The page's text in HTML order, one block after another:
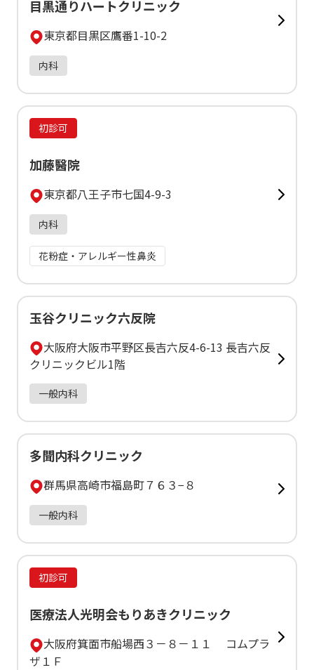
目黒通りハートクリニック
東京都目黒区鷹番1-10-2
内科
初診可
加藤醫院
東京都八王子市七国4-9-3
内科
花粉症・アレルギー性鼻炎
玉谷クリニック六反院
大阪府大阪市平野区長吉六反4-6-13 長吉六反
クリニックビル1階
一般内科
多聞内科クリニック
群馬県高崎市福島町７６３−８
一般内科
初診可
医療法人光明会もりあきクリニック
大阪府箕面市船場西３－８－１１ コムプラ
ザ１Ｆ